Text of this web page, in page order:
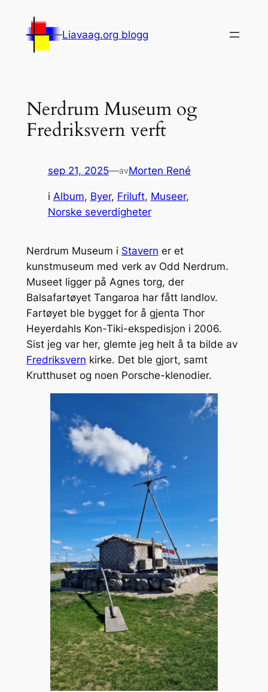
innhold
Liavaag.org blogg
Nerdrum Museum og
Fredriksvern verft
sep 21, 2025—avMorten René
i Album, Byer, Friluft, Museer
Norske severdigheter
Nerdrum Museum i Stavern er et
kunstmuseum med verk av Odd Nerdrum.
Museet ligger på Agnes torg, der
Balsafartøyet Tangaroa har fått landlov.
Fartøyet ble bygget for å gjenta Thor
Heyerdahls Kon-Tiki-ekspedisjon i 2006.
Sist jeg var her, glemte jeg helt å ta bilde av
Fredriksvern kirke. Det ble gjort, samt
Krutthuset og noen Porsche-klenodier.